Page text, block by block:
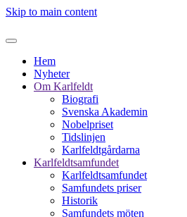
Skip to main content
Hem
Nyheter
Om Karlfeldt
Biografi
Svenska Akademin
Nobelpriset
Tidslinjen
Karlfeldtgårdarna
Karlfeldtsamfundet
Karlfeldtsamfundet
Samfundets priser
Historik
Samfundets möten